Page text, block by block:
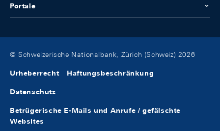
Portale
© Schweizerische Nationalbank, Zürich (Schweiz) 2026
Urheberrecht Haftungsbeschränkung
Datenschutz
Betrügerische E-Mails und Anrufe / gefälschte
Websites